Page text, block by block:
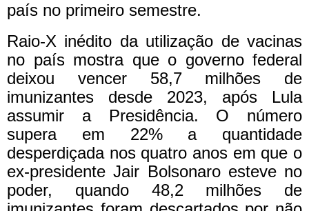
país no primeiro semestre.
Raio-X inédito da utilização de vacinas
no país mostra que o governo federal
deixou vencer 58,7 milhões de
imunizantes desde 2023, após Lula
assumir a Presidência. O número
supera em 22% a quantidade
desperdiçada nos quatro anos em que o
ex-presidente Jair Bolsonaro esteve no
poder, quando 48,2 milhões de